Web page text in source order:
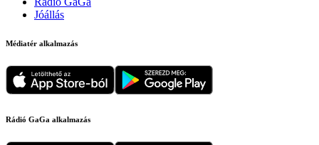
Jóállás
Médiatér alkalmazás
Rádió GaGa alkalmazás